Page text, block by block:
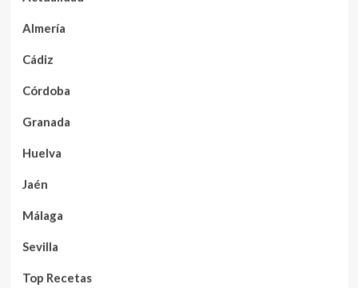
Almería
Cádiz
Córdoba
Granada
Huelva
Jaén
Málaga
Sevilla
Top Recetas